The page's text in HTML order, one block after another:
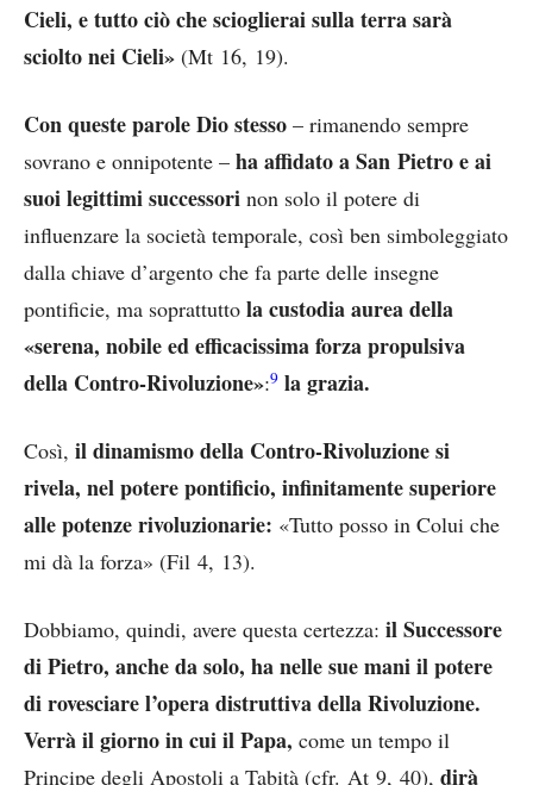
Cieli, e tutto ciò che scioglierai sulla terra sarà
sciolto nei Cieli» (Mt 16, 19).
Con queste parole Dio stesso – rimanendo sempre
sovrano e onnipotente – ha affidato a San Pietro e ai
suoi legittimi successori non solo il potere di
influenzare la società temporale, così ben simboleggiato
dalla chiave d’argento che fa parte delle insegne
pontificie, ma soprattutto la custodia aurea della
«serena, nobile ed efficacissima forza propulsiva
della Contro-Rivoluzione»:9 la grazia.
Così, il dinamismo della Contro-Rivoluzione si
rivela, nel potere pontificio, infinitamente superiore
alle potenze rivoluzionarie: «Tutto posso in Colui che
mi dà la forza» (Fil 4, 13).
Dobbiamo, quindi, avere questa certezza: il Successore
di Pietro, anche da solo, ha nelle sue mani il potere
di rovesciare l’opera distruttiva della Rivoluzione.
Verrà il giorno in cui il Papa, come un tempo il
Principe degli Apostoli a Tabità (cfr. At 9, 40), dirà